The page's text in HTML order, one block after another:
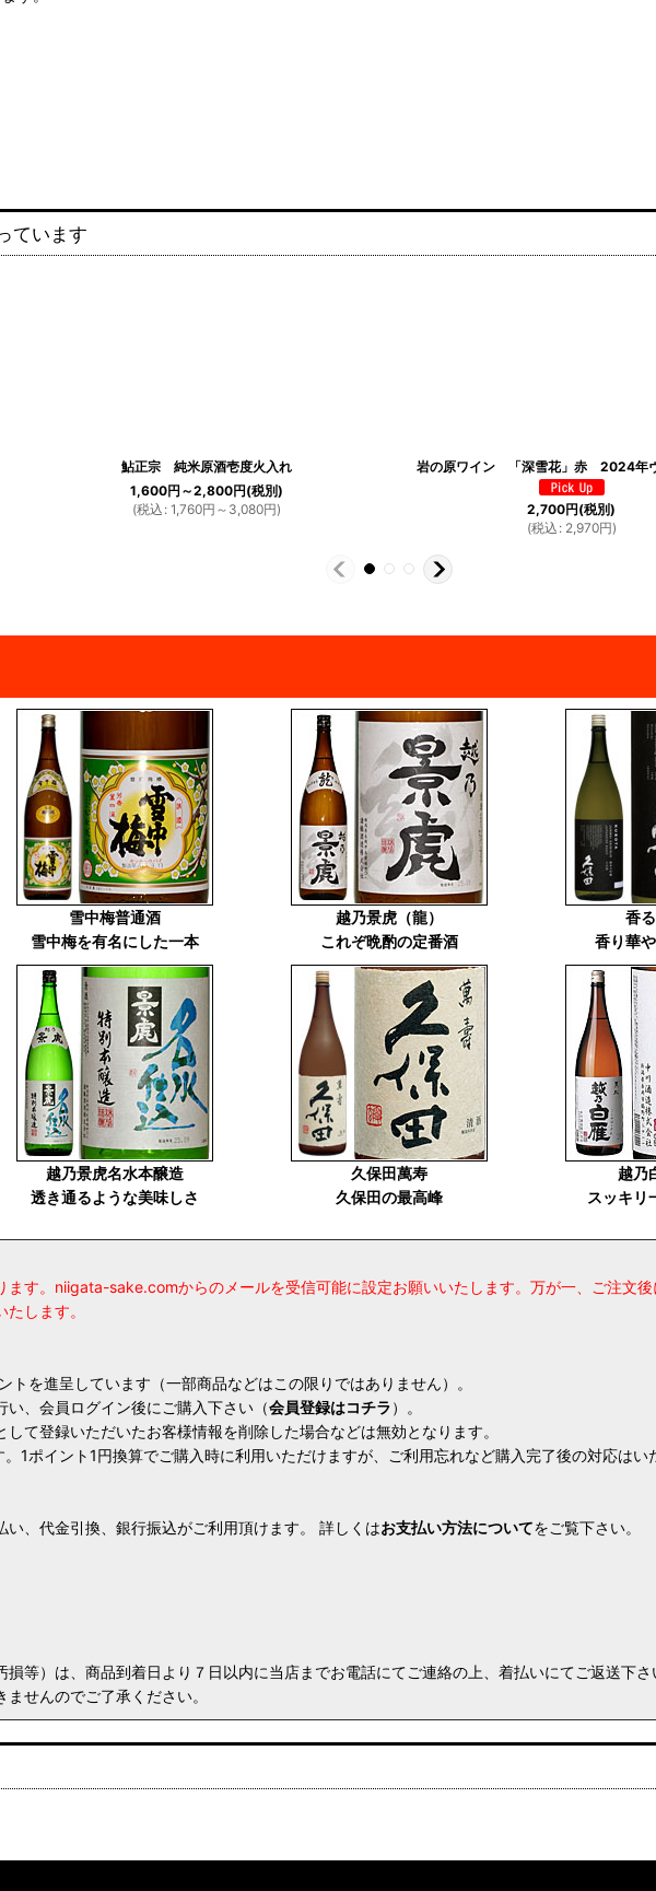
ています
鮎正宗 純米原酒壱度火入れ
1,600円 ～2,800円(税別)
(税込 : 1,760円 ～3,080円)
岩の原ワイン 「深雪花」赤 2024年
2,700円(税別)
(税込 : 2,970円)
雪中梅普通酒
雪中梅を有名にした一本
越乃景虎（龍）
これぞ晩酌の定番酒
香
香り華
越乃景虎名水本醸造
透き通るような美味しさ
久保田萬寿
久保田の最高峰
越乃
スッキリ
ます。niigata-sake.comからのメールを受信可能に設定お願いいたします。万が一、ご注文
します。
を進呈しています（一部商品などはこの限りではありません）。
、会員ログイン後にご購入下さい（会員登録はコチラ ）。
て登録いただいたお客様情報を削除した場合などは無効となります。
1ポイント1円換算でご購入時に利用いただけますが、ご利用忘れなど購入完了後の対応はい
、代金引換、銀行振込がご利用頂けます。 詳しくはお支払い方法についてをご覧下さい。
等）は、商品到着日より７日以内に当店までお電話にてご連絡の上、着払いにてご返送下さ
せんのでご了承ください。